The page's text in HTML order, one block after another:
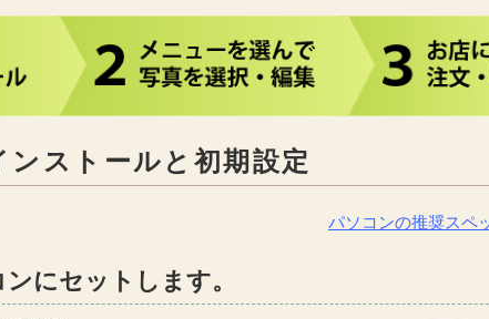
ンストールと初期設定
パソコンの推奨スペ
にセットします。